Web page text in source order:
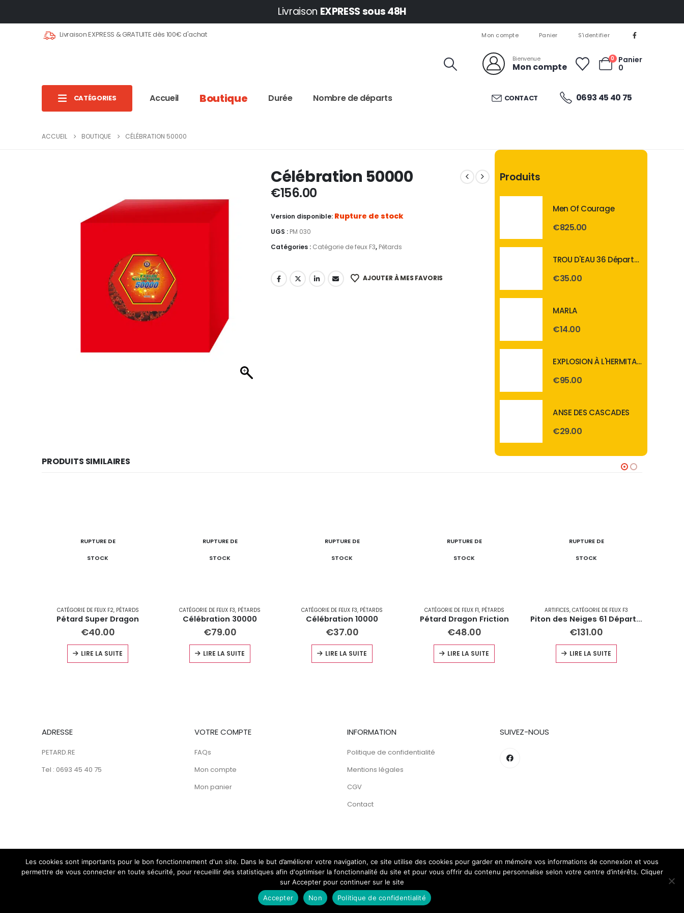
Livraison EXPRESS sous 48H
Livraison EXPRESS & GRATUITE dès 100€ d'achat Mon compte Panier S'identifier
Bienvenue
Mon compte
0
Panier
0
CATÉGORIES Accueil Boutique Durée Nombre de départs CONTACT 0693 45 40 75
ACCUEIL BOUTIQUE CÉLÉBRATION 50000
Célébration 50000
€156.00
Version disponible: Rupture de stock
UGS : PM 030
Catégories : Catégorie de feux F3, Pétards
AJOUTER À MES FAVORIS
Produits
Men Of Courage
€825.00
TROU D'EAU 36 Départs 20mm
€35.00
MARLA
€14.00
EXPLOSION À L'HERMITAGE 100 départs 20mm
€95.00
ANSE DES CASCADES
€29.00
PRODUITS SIMILAIRES
RUPTURE DE
STOCK
CATÉGORIE DE FEUX F2, PÉTARDS
Pétard Super Dragon
€40.00
LIRE LA SUITE
RUPTURE DE
STOCK
CATÉGORIE DE FEUX F3, PÉTARDS
Célébration 30000
€79.00
LIRE LA SUITE
RUPTURE DE
STOCK
CATÉGORIE DE FEUX F3, PÉTARDS
Célébration 10000
€37.00
LIRE LA SUITE
RUPTURE DE
STOCK
CATÉGORIE DE FEUX F1, PÉTARDS
Pétard Dragon Friction
€48.00
LIRE LA SUITE
RUPTURE DE
STOCK
ARTIFICES, CATÉGORIE DE FEUX F3
Piton des Neiges 61 Départs 30mm
€131.00
LIRE LA SUITE
ADRESSE
PETARD.RE
Tel : 0693 45 40 75
VOTRE COMPTE
FAQs
Mon compte
Mon panier
INFORMATION
Politique de confidentialité
Mentions légales
CGV
Contact
SUIVEZ-NOUS
www.petard.re ©2026 by
Les cookies sont importants pour le bon fonctionnement d'un site. Dans le but d’améliorer votre navigation, ce site utilise des cookies pour garder en mémoire vos informations de connexion et vous
permettre de vous connecter en toute sécurité, pour recueillir des statistiques afin d'optimiser la fonctionnalité du site et pour vous offrir du contenu personnalise selon votre centre d’intérêts. Cliquer
sur Accepter pour continuer sur le site
Accepter
Non Politique de confidentialité